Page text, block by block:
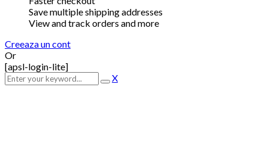
Save multiple shipping addresses
View and track orders and more
Creeaza un cont
Or
[apsl-login-lite]
X